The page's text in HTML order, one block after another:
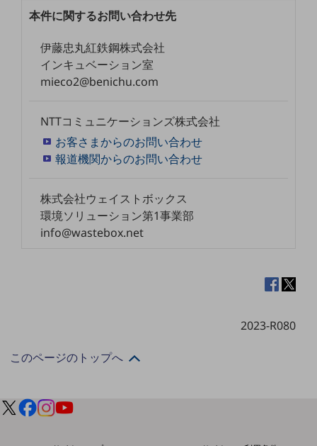
モバイル・音声
バックオフィス
セキュリティ
その他のお悩みはこちら
業界から見つけるTOP
ゲーム感覚で見つける
オンラインショップ
本件に関するお問い合わせ先
伊藤忠丸紅鉄鋼株式会社
インキュベーション室
mieco2@benichu.com
NTTコミュニケーションズ株式会社
お客さまからのお問い合わせ
報道機関からのお問い合わせ
株式会社ウェイストボックス
環境ソリューション第1事業部
info@wastebox.net
2023-R080
このページのトップへ